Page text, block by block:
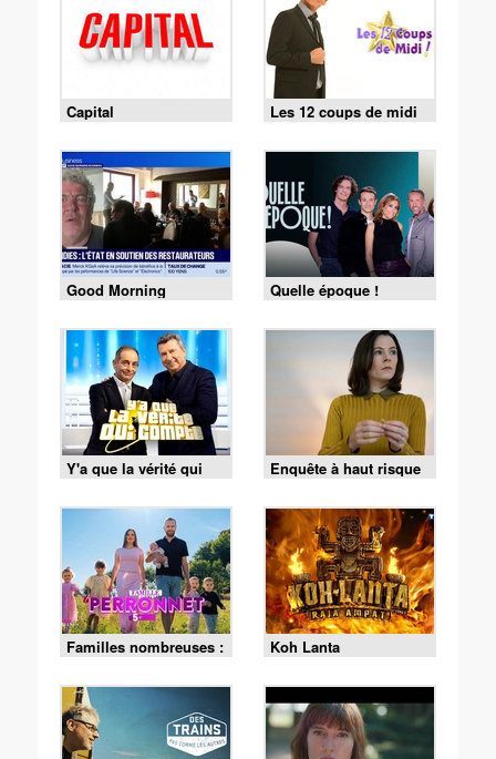
Capital Les 12 coups de midi
Good Morning
Business
Quelle époque !
Y'a que la vérité qui
compte
Enquête à haut risque
Familles nombreuses :
la vie en XXL
Koh Lanta